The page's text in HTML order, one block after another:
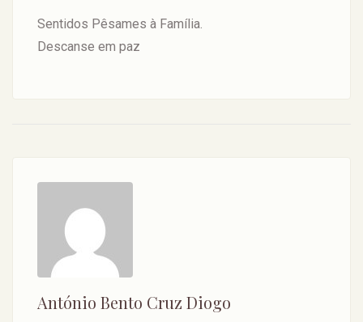
Sentidos Pêsames à Família.
Descanse em paz
António Bento Cruz Diogo